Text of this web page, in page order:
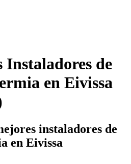
Instaladores de
en Eivissa
instaladores de
en Eivissa